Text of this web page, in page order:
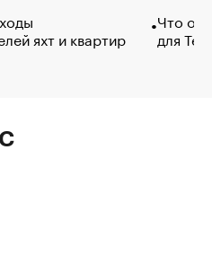
яхт и квартир
Что
для